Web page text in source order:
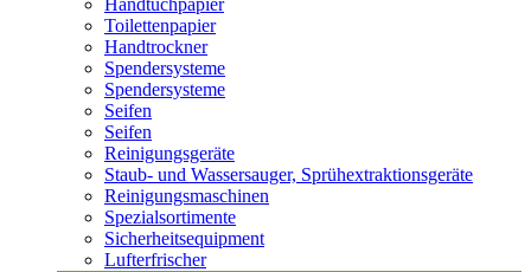
Handtuchpapier
Toilettenpapier
Handtrockner
Spendersysteme
Spendersysteme
Seifen
Seifen
Reinigungsgeräte
Staub- und Wassersauger, Sprühextraktionsgeräte
Reinigungsmaschinen
Spezialsortimente
Sicherheitsequipment
Lufterfrischer